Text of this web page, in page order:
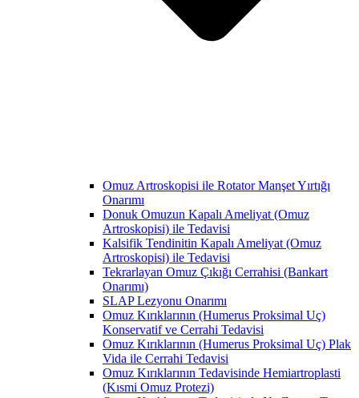
Omuz Artroskopisi ile Rotator Manşet Yırtığı
Onarımı
Donuk Omuzun Kapalı Ameliyat (Omuz
Artroskopisi) ile Tedavisi
Kalsifik Tendinitin Kapalı Ameliyat (Omuz
Artroskopisi) ile Tedavisi
Tekrarlayan Omuz Çıkığı Cerrahisi (Bankart
Onarımı)
SLAP Lezyonu Onarımı
Omuz Kırıklarının (Humerus Proksimal Uç)
Konservatif ve Cerrahi Tedavisi
Omuz Kırıklarının (Humerus Proksimal Uç) Plak
Vida ile Cerrahi Tedavisi
Omuz Kırıklarının Tedavisinde Hemiartroplasti
(Kısmi Omuz Protezi)